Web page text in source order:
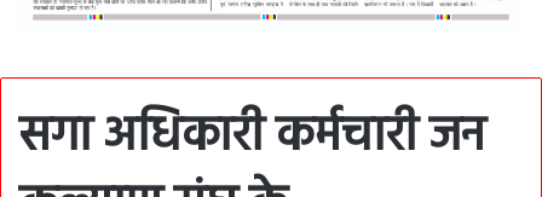
सगा अधिकारी कर्मचारी जन